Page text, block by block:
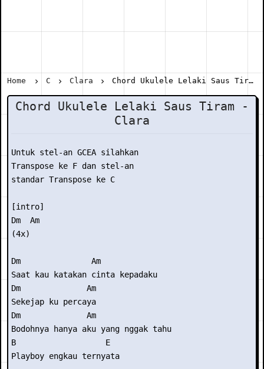
Home C Clara Chord Ukulele Lelaki Saus Tiram - Clara
Chord Ukulele Lelaki Saus Tiram -
Clara
Untuk stel-an GCEA silahkan
Transpose ke F dan stel-an
standar Transpose ke C
[intro]
Dm  Am
(4x)
Dm               Am
Saat kau katakan cinta kepadaku
Dm              Am
Sekejap ku percaya
Dm              Am
Bodohnya hanya aku yang nggak tahu
B                   E
Playboy engkau ternyata